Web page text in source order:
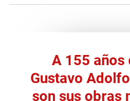
A 155 años
Gustavo
son sus obras